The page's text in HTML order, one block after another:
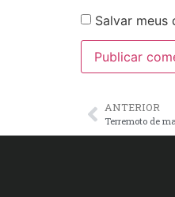
Salvar meus
ANTERIOR
Terremoto de